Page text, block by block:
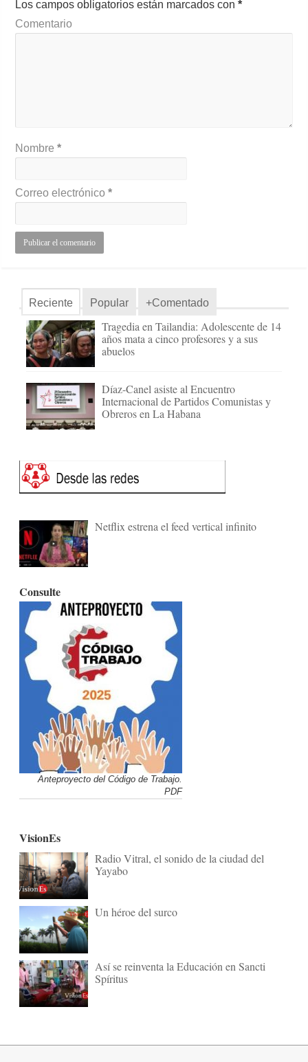
Los campos obligatorios están marcados con*
Comentario
Nombre*
Correo electrónico*
Reciente Popular +Comentado
Tragedia en Tailandia: Adolescente de 14
años mata a cinco profesores y a sus
abuelos
Díaz-Canel asiste al Encuentro
Internacional de Partidos Comunistas y
Obreros en La Habana
Netflix estrena el feed vertical infinito
Consulte
Anteproyecto del Código de Trabajo.
PDF
VisionEs
Radio Vitral, el sonido de la ciudad del
Yayabo
Un héroe del surco
Así se reinventa la Educación en Sancti
Spíritus